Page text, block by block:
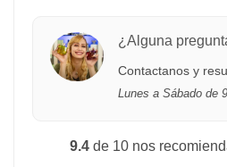
¿Alguna
Contactanos y
Lunes a Sábado de
9.4de 10 nos